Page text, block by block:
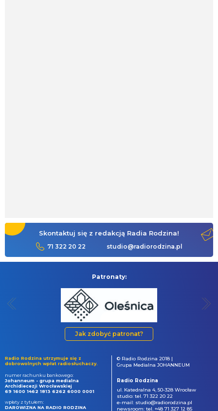
Skontaktuj się z redakcją Radia Rodzina!
71 322 20 22 studio@radiorodzina.pl
Patronaty:
Jak zdobyć patronat?
Radio Rodzina utrzymuje się z
dobrowolnych wpłat radiosłuchaczy.
numer rachunku bankowego:
Johanneum - grupa medialna
Archidiecezji Wrocławskiej
69 1600 1462 1813 6262 6000 0001
wpłaty z tytułem:
DAROWIZNA NA RADIO RODZINA
© Radio Rodzina 2018 |
Grupa Medialna JOHANNEUM
Radio Rodzina
ul. Katedralna 4, 50-328 Wrocław
studio: tel. 71 322 20 22
e-mail: studio@radiorodzina.pl
newsroom: tel. +48 71 327 12 85